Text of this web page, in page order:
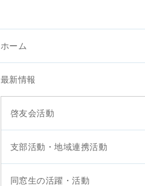
ホーム
最新情報
啓友会活動
支部活動・地域連携活動
同窓生の活躍・活動